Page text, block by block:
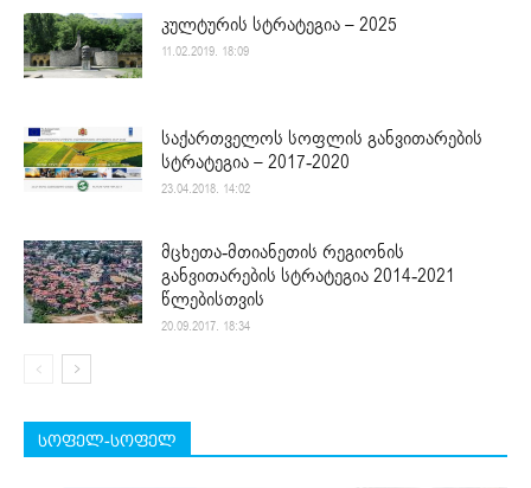
კულტურის სტრატეგია – 2025
11.02.2019. 18:09
საქართველოს სოფლის განვითარების
სტრატეგია – 2017-2020
23.04.2018. 14:02
მცხეთა-მთიანეთის რეგიონის
განვითარების სტრატეგია 2014-2021
წლებისთვის
20.09.2017. 18:34
სოფელ-სოფელ